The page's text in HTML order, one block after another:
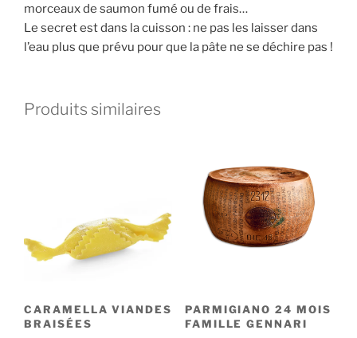
morceaux de saumon fumé ou de frais…
Le secret est dans la cuisson : ne pas les laisser dans
l’eau plus que prévu pour que la pâte ne se déchire pas !
Produits similaires
CARAMELLA VIANDES
BRAISÉES
PARMIGIANO 24 MOIS
FAMILLE GENNARI